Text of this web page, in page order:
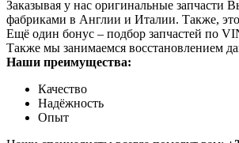
Заказывая у нас оригинальные запчасти
фабриками в Англии и Италии. Также, это
Ещё один бонус – подбор запчастей по
Также мы занимаемся восстановлением
Наши преимущества:
Качество
Надёжность
Опыт